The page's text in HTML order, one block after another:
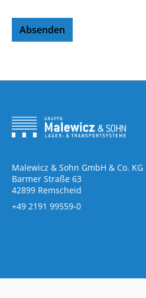
Absenden
Malewicz & Sohn GmbH & Co. KG
Barmer Straße 63
42899 Remscheid
+49 2191 99559-0